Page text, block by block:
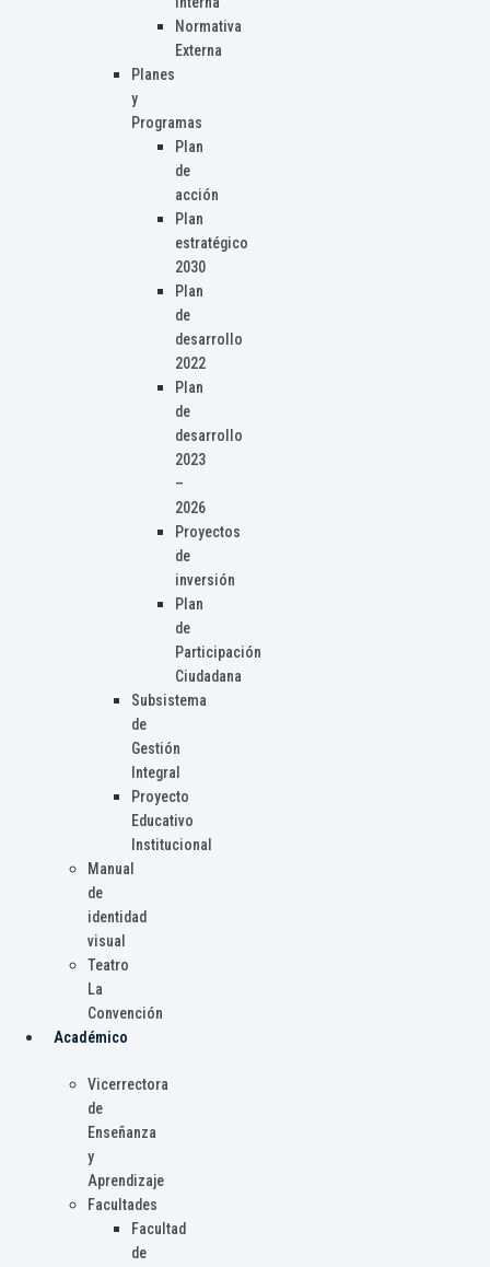
Normativa
Externa
Planes
y
Programas
Plan
de
acción
Plan
estratégico
2030
Plan
de
desarrollo
2022
Plan
de
desarrollo
2023
–
2026
Proyectos
de
inversión
Plan
de
Participación
Ciudadana
Subsistema
de
Gestión
Integral
Proyecto
Educativo
Institucional
Manual
de
identidad
visual
Teatro
La
Convención
Académico
Vicerrectora
de
Enseñanza
y
Aprendizaje
Facultades
Facultad
de